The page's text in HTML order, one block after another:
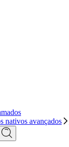
nativos avançados